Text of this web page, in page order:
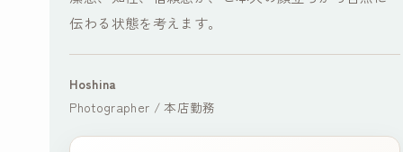
伝わる状態を考えます。
Hoshina
Photographer / 本店勤務